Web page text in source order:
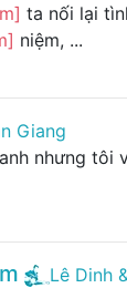
ta nối lại
niệm, ...
Giang
nhưng tôi
Lê Dinh